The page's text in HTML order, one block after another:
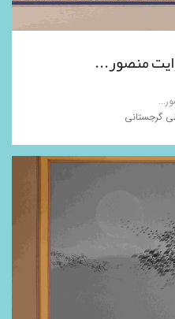
منصور...
گرجستانی